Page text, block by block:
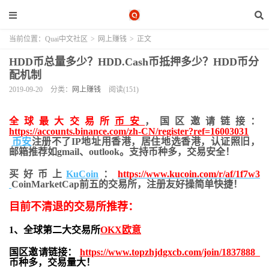
当前位置： Quai中文社区 > 网上赚钱 > 正文
HDD币总量多少？HDD.Cash币抵押多少？HDD币分
配机制
2019-09-20 分类： 网上赚钱 阅读(151)
全球最大交易所 币安
，国区邀请链接：
https://accounts.binance.com/zh-CN/register?ref=16003031
币安注册不了IP地址用香港，居住地选香港，认证照旧，
邮箱推荐如gmail、outlook。支持币种多，交易安全！
买好币上KuCoin ：https://www.kucoin.com/r/af/1f7w3
CoinMarketCap前五的交易所，注册友好操简单快捷！
目前不清退的交易所推荐：
1、全球第二大交易所OKX欧意
国区邀请链接： https://www.topzhjdgxcb.com/join/1837888
币种多，交易量大！